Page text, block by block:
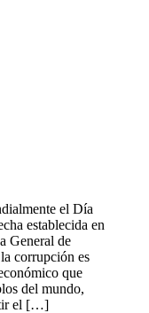
el Día
establecida en
General de
corrupción es
que
del mundo,
el […]